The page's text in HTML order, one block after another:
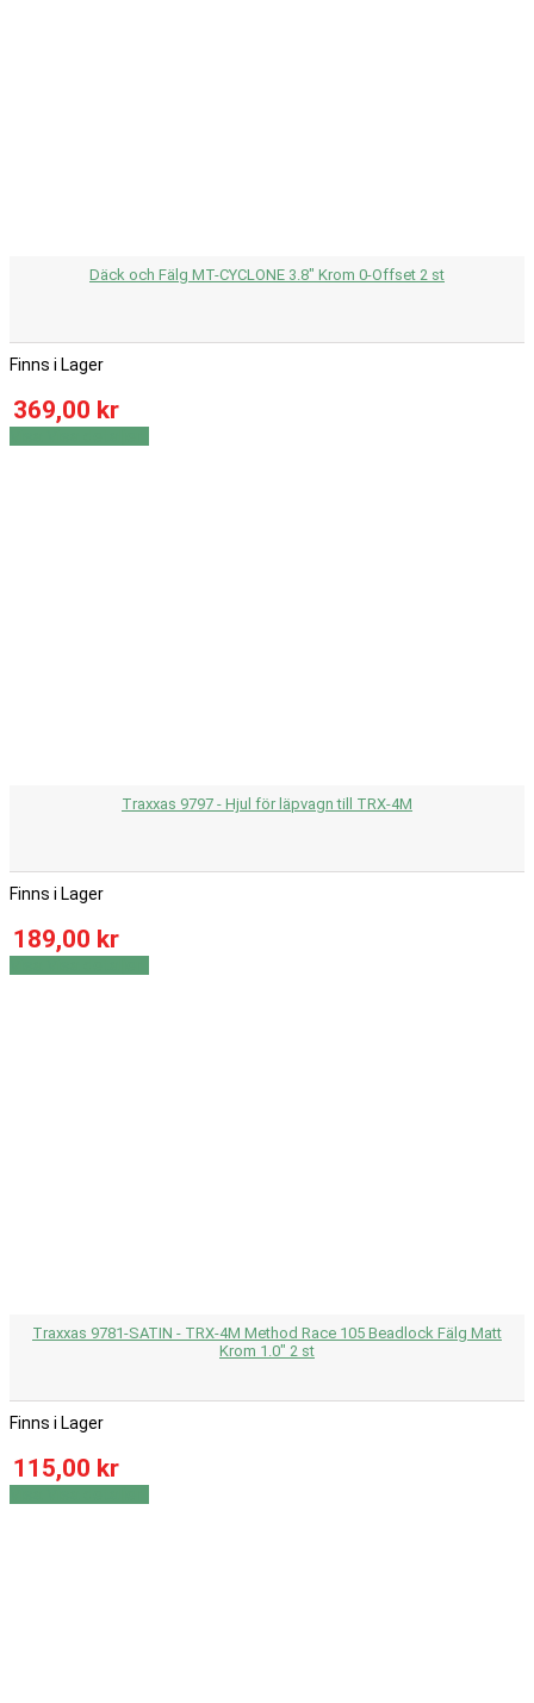
Däck och Fälg MT-CYCLONE 3.8" Krom 0-Offset 2 st
Finns i Lager
369,00 kr
Traxxas 9797 - Hjul för läpvagn till TRX-4M
Finns i Lager
189,00 kr
Traxxas 9781-SATIN - TRX-4M Method Race 105 Beadlock Fälg Matt
Krom 1.0" 2 st
Finns i Lager
115,00 kr